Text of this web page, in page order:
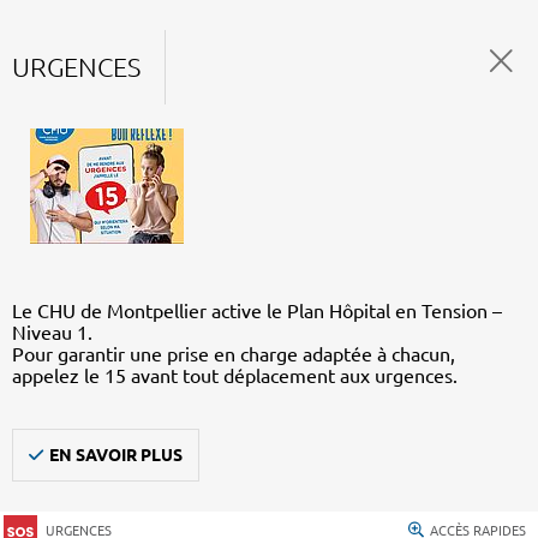
URGENCES
Le CHU de Montpellier active le Plan Hôpital en Tension –
Niveau 1.
Pour garantir une prise en charge adaptée à chacun,
appelez le 15 avant tout déplacement aux urgences.
EN SAVOIR PLUS
URGENCES ACCÈS RAPIDES